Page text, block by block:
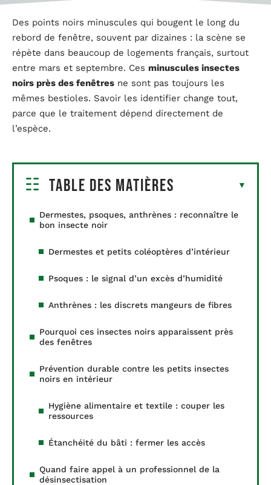
Des points noirs minuscules qui bougent le long du
rebord de fenêtre, souvent par dizaines : la scène se
répète dans beaucoup de logements français, surtout
entre mars et septembre. Ces minuscules insectes
noirs près des fenêtres ne sont pas toujours les
mêmes bestioles. Savoir les identifier change tout,
parce que le traitement dépend directement de
l’espèce.
Table des matières
Dermestes, psoques, anthrènes : reconnaître le
bon insecte noir
Dermestes et petits coléoptères d’intérieur
Psoques : le signal d’un excès d’humidité
Anthrènes : les discrets mangeurs de fibres
Pourquoi ces insectes noirs apparaissent près
des fenêtres
Prévention durable contre les petits insectes
noirs en intérieur
Hygiène alimentaire et textile : couper les
ressources
Étanchéité du bâti : fermer les accès
Quand faire appel à un professionnel de la
désinsectisation